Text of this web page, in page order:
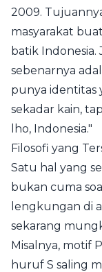
2009.
masyarakat
batik Indonesia.
sebenarnya
punya identitas
sekadar kain,
lho, Indonesia."
Filosofi yang
Satu hal yang
bukan cuma
lengkungan di
sekarang
Misalnya, motif
huruf S saling